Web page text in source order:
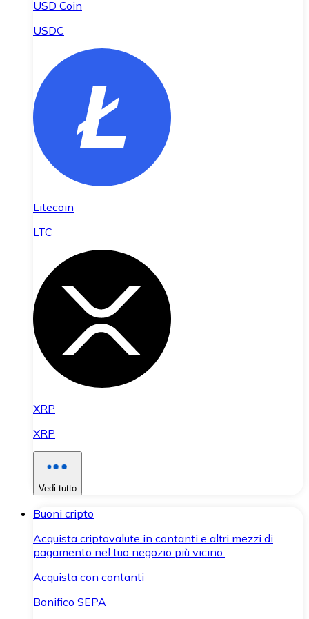
USD Coin
USDC
Litecoin
LTC
XRP
XRP
Vedi tutto
Buoni cripto
Acquista criptovalute in contanti e altri mezzi di
pagamento nel tuo negozio più vicino.
Acquista con contanti
Bonifico SEPA